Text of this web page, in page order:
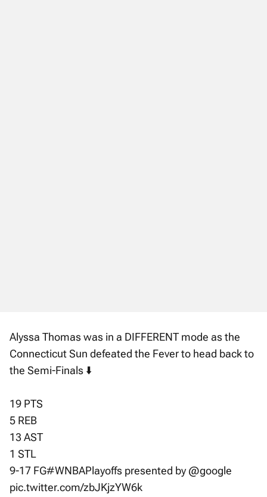
Alyssa Thomas was in a DIFFERENT mode as the
Connecticut Sun defeated the Fever to head back to
the Semi-Finals ⬇️
19 PTS
5 REB
13 AST
1 STL
9-17 FG#WNBAPlayoffs presented by @google
pic.twitter.com/zbJKjzYW6k